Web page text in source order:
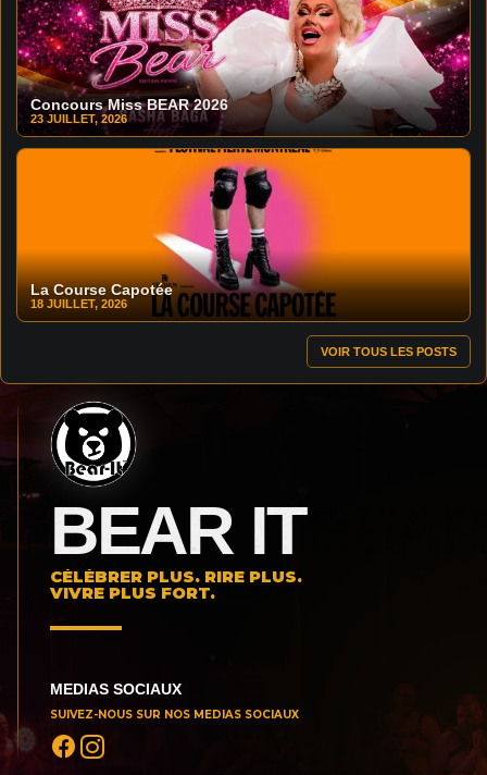
Concours Miss BEAR 2026
23 JUILLET, 2026
La Course Capotée
18 JUILLET, 2026
VOIR TOUS LES POSTS
BEAR IT
CÉLÉBRER PLUS. RIRE PLUS.
VIVRE PLUS FORT.
MEDIAS SOCIAUX
SUIVEZ-NOUS SUR NOS MEDIAS SOCIAUX